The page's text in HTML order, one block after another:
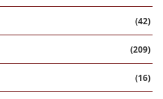
(42)
(209)
(16)